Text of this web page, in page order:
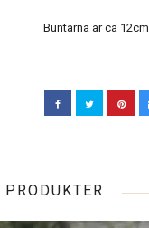
Buntarna är ca 12cm